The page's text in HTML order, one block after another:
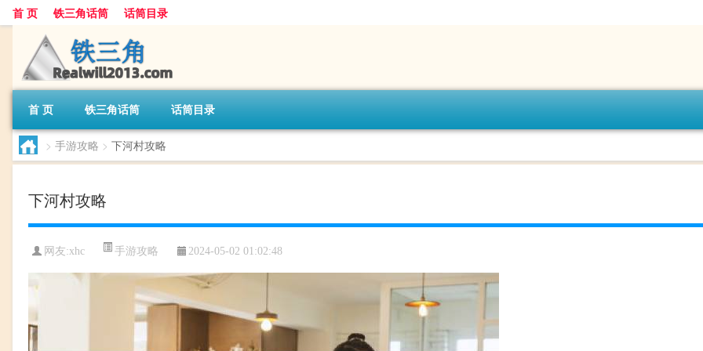
首 页 铁三角话筒 话筒目录
首 页 铁三角话筒 话筒目录
> 手游攻略 > 下河村攻略
下河村攻略
网友:xhc 手游攻略 2024-05-02 01:02:48